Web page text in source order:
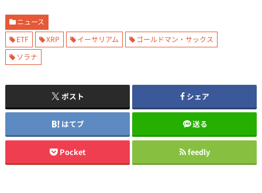
ニュース
ETF
XRP イーサリアム
ゴールドマン・サックス
ソラナ
ポスト シェア
はてブ 送る
Pocket feedly